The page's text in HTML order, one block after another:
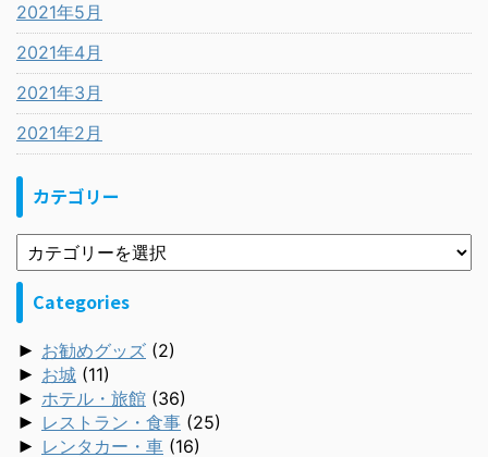
2021年5月
2021年4月
2021年3月
2021年2月
カテゴリー
Categories
► お勧めグッズ (2)
► お城 (11)
► ホテル・旅館 (36)
► レストラン・食事 (25)
► レンタカー・車 (16)